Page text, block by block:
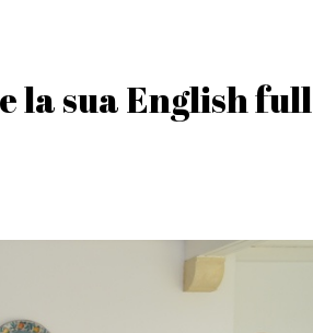
la sua English full